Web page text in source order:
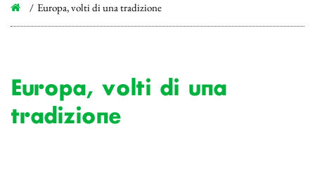
Europa, volti di una tradizione
Europa, volti di una
tradizione